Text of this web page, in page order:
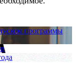
программы